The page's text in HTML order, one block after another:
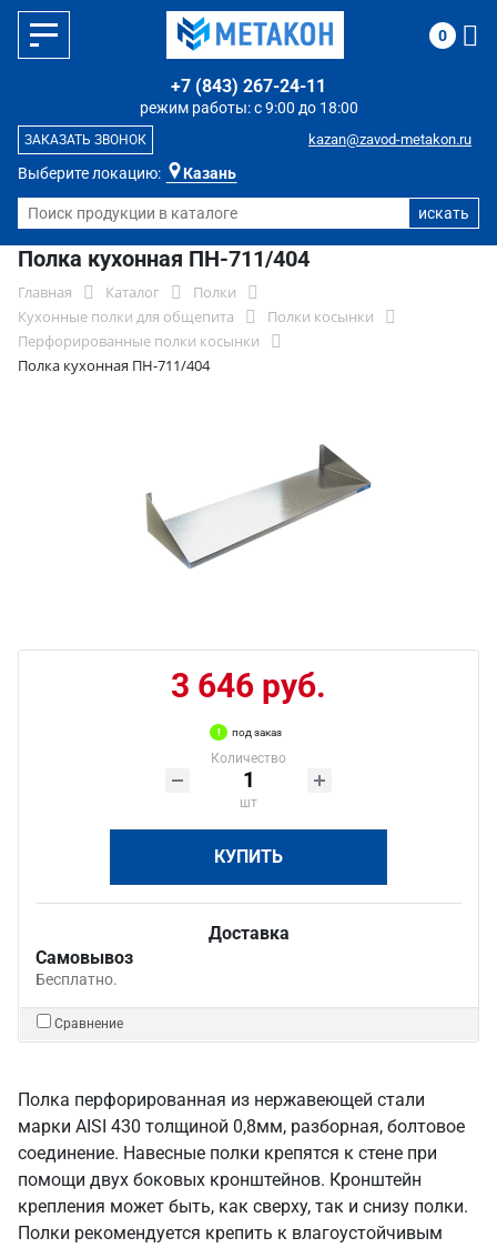
Выберите локацию: Казань
режим работы: с 9:00 до 18:00
+7 (843) 267-24-11
kazan@zavod-metakon.ru
ЗАКАЗАТЬ ЗВОНОК
0
Полка кухонная ПН-711/404
Главная Каталог
Полки
Кухонные полки для общепита
Полки косынки
Перфорированные полки косынки
Полка кухонная ПН-711/404
3 646 руб.
под заказ
Количество
шт
КУПИТЬ
Доставка
Самовывоз
Бесплатно.
Сравнение
Полка перфорированная из нержавеющей стали
марки AISI 430 толщиной 0,8мм, разборная, болтовое
соединение. Навесные полки крепятся к стене при
помощи двух боковых кронштейнов. Кронштейн
крепления может быть, как сверху, так и снизу полки.
Полки рекомендуется крепить к влагоустойчивым